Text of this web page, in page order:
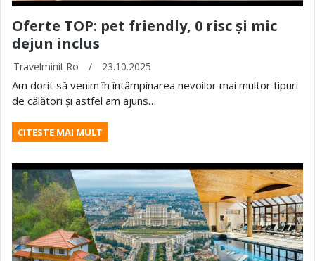
Oferte TOP: pet friendly, 0 risc și mic
dejun inclus
Travelminit.ro / 23.10.2025
Am dorit să venim în întâmpinarea nevoilor mai multor tipuri
de călători și astfel am ajuns…
CITESTE MAI MULT